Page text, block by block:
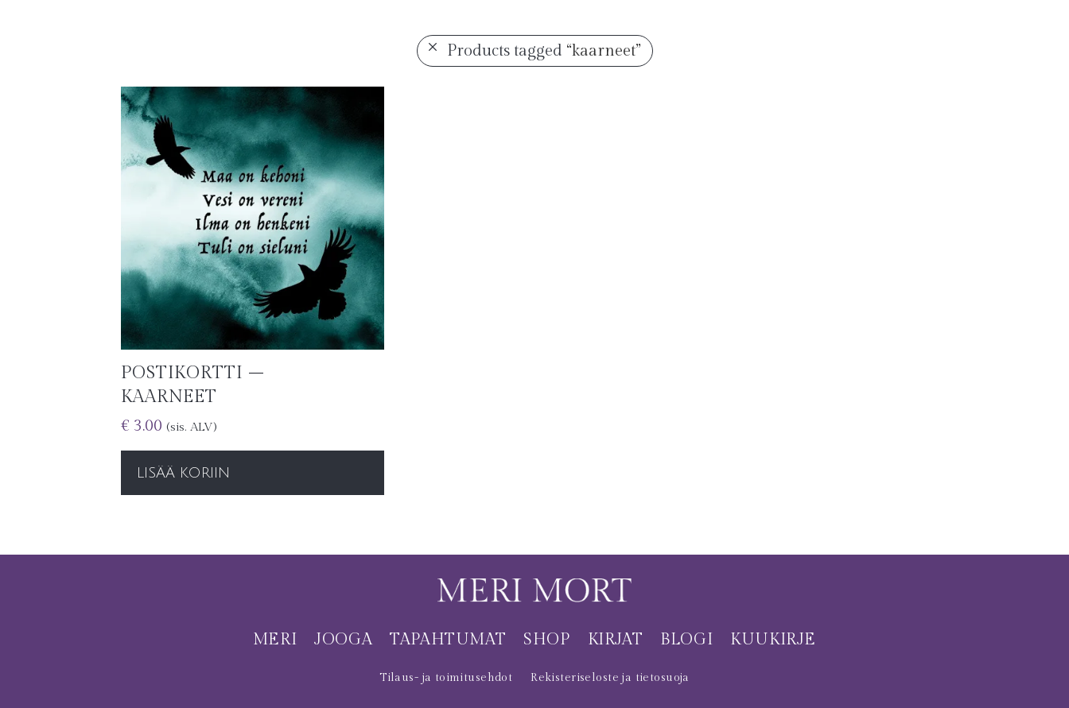
Products tagged “kaarneet”
POSTIKORTTI –
KAARNEET
€ 3.00 (sis. ALV)
LISÄÄ KORIIN
MERI JOOGA TAPAHTUMAT SHOP KIRJAT BLOGI KUUKIRJE
Tilaus- ja toimitusehdot Rekisteriseloste ja tietosuoja